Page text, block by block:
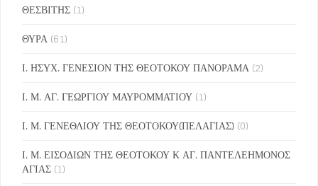
ΘΕΣΒΙΤΗΣ (1)
ΘΥΡΑ (61)
Ι. ΗΣΥΧ. ΓΕΝΕΣΙΟΝ ΤΗΣ ΘΕΟΤΟΚΟΥ ΠΑΝΟΡΑΜΑ (2)
Ι. Μ. ΑΓ. ΓΕΩΡΓΙΟΥ ΜΑΥΡΟΜΜΑΤΙΟΥ (1)
Ι. Μ. ΓΕΝΕΘΛΙΟΥ ΤΗΣ ΘΕΟΤΟΚΟΥ(ΠΕΛΑΓΙΑΣ) (0)
Ι. Μ. ΕΙΣΟΔΙΩΝ ΤΗΣ ΘΕΟΤΟΚΟΥ Κ ΑΓ. ΠΑΝΤΕΛΕΗΜΟΝΟΣ
ΑΓΙΑΣ (1)